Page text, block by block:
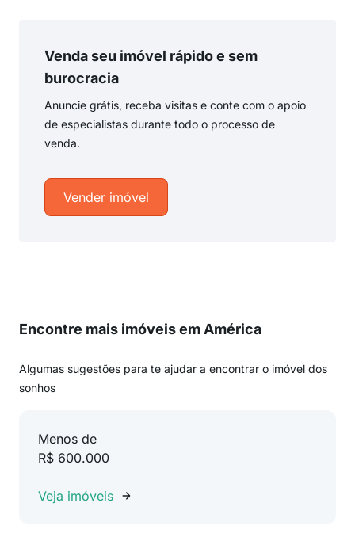
Venda seu imóvel rápido e sem
burocracia
Anuncie grátis, receba visitas e conte com o apoio
de especialistas durante todo o processo de
venda.
Vender imóvel
Encontre mais imóveis em América
Algumas sugestões para te ajudar a encontrar o imóvel dos
sonhos
Menos de
R$ 600.000
Veja imóveis